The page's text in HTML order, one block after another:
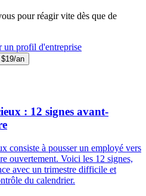
pour réagir vite dès que de
un profil d'entreprise
an
: 12 signes avant-
consiste à pousser un employé vers
ouvertement. Voici les 12 signes,
avec un trimestre difficile et
du calendrier.